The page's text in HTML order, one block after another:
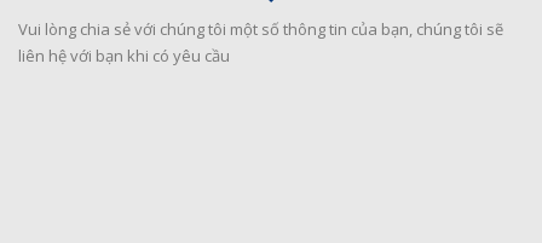
Vui lòng chia sẻ với chúng tôi một số thông tin của bạn, chúng tôi sẽ
liên hệ với bạn khi có yêu cầu